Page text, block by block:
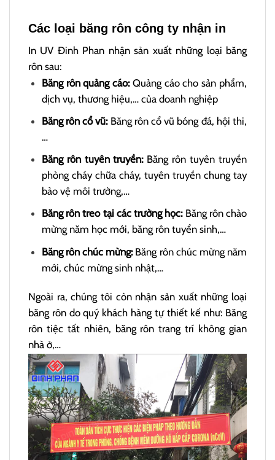
Các loại băng rôn công ty nhận in
In UV Đinh Phan nhận sản xuất những loại băng
rôn sau:
Băng rôn quảng cáo:Quảng cáo cho sản phẩm,
dịch vụ, thương hiệu,… của doanh nghiệp
Băng rôn cổ vũ:Băng rôn cổ vũ bóng đá, hội thi,
…
Băng rôn tuyên truyền:Băng rôn tuyên truyền
phòng cháy chữa cháy, tuyên truyền chung tay
bảo vệ môi trường,…
Băng rôn treo tại các trường học:Băng rôn chào
mừng năm học mới, băng rôn tuyển sinh,…
Băng rôn chúc mừng:Băng rôn chúc mừng năm
mới, chúc mừng sinh nhật,…
Ngoài ra, chúng tôi còn nhận sản xuất những loại
băng rôn do quý khách hàng tự thiết kế như: Băng
rôn tiệc tất nhiên, băng rôn trang trí không gian
nhà ở,…